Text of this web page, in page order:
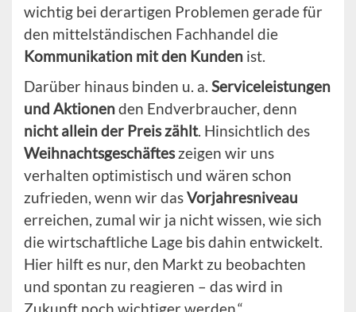
wichtig bei derartigen Problemen gerade für
den mittelständischen Fachhandel die
Kommunikation mit den Kunden ist.
Darüber hinaus binden u. a. Serviceleistungen
und Aktionenden Endverbraucher, denn
nicht allein der Preis zählt. Hinsichtlich des
Weihnachtsgeschäfteszeigen wir uns
verhalten optimistisch und wären schon
zufrieden, wenn wir dasVorjahresniveau
erreichen, zumal wir ja nicht wissen, wie sich
die wirtschaftliche Lage bis dahin entwickelt.
Hier hilft es nur, den Markt zu beobachten
und spontan zu reagieren – das wird in